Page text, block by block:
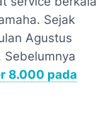
Sejak
Agustus
Sebelumnya
8.000 pada